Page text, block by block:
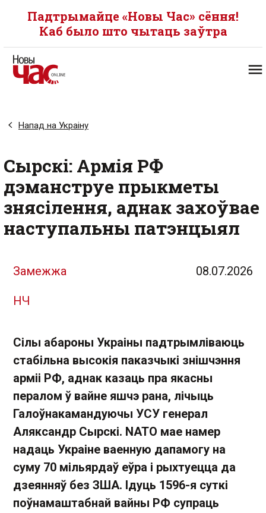
Падтрымайце «Новы Час» сёння!
Каб было што чытаць заўтра
Напад на Украіну
Сырскі: Армія РФ
дэманструе прыкметы
знясілення, аднак захоўвае
наступальны патэнцыял
Замежжа 08.07.2026
НЧ
Сілы абароны Украіны падтрымліваюць
стабільна высокія паказчыкі знішчэння
арміі РФ, аднак казаць пра якасны
пералом ў вайне яшчэ рана, лічыць
Галоўнакамандуючы УСУ генерал
Аляксандр Сырскі. NATO мае намер
надаць Украіне ваенную дапамогу на
суму 70 мільярдаў еўра і рыхтуецца да
дзеянняў без ЗША. Ідуць 1596-я суткі
поўнамаштабнай вайны РФ супраць